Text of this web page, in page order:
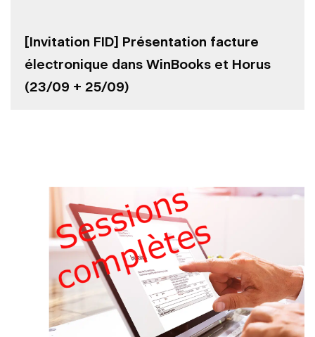
[Invitation FID] Présentation facture
électronique dans WinBooks et Horus
(23/09 + 25/09)